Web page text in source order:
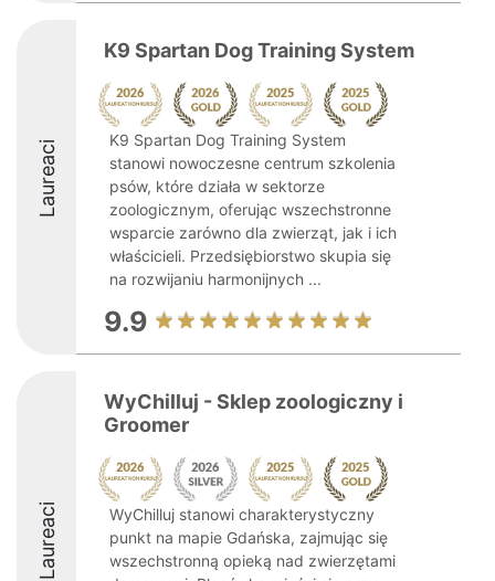
Laureaci
K9 Spartan Dog Training System
K9 Spartan Dog Training System
stanowi nowoczesne centrum szkolenia
psów, które działa w sektorze
zoologicznym, oferując wszechstronne
wsparcie zarówno dla zwierząt, jak i ich
właścicieli. Przedsiębiorstwo skupia się
na rozwijaniu harmonijnych ...
9.9
Laureaci
WyChilluj - Sklep zoologiczny i
Groomer
WyChilluj stanowi charakterystyczny
punkt na mapie Gdańska, zajmując się
wszechstronną opieką nad zwierzętami